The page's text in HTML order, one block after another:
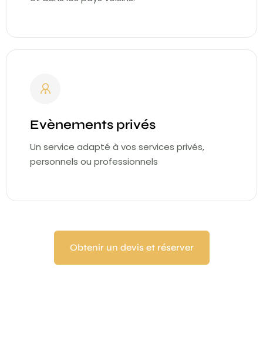
Evènements privés
Un service adapté à vos services privés,
personnels ou professionnels
Obtenir un devis et réserver